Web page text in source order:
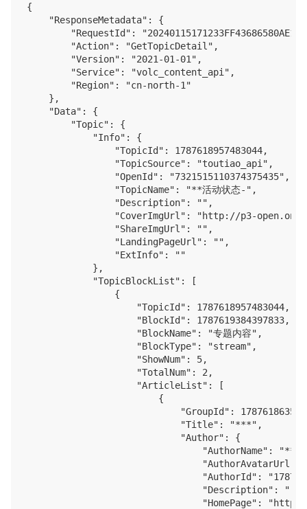
{
    "ResponseMetadata": {
"RequestId":
        "Action": "GetTopicDetail",
        "Version": "2021-01-01",
        "Service": "volc_content_api",
        "Region": "cn-north-1"
    },
    "Data": {
        "Topic": {
            "Info": {
                "TopicId": 1787618957483044,
                "TopicSource": "toutiao_api",
                "OpenId": "7321515110374375435",
                "TopicName": "**活动状态-",
                "Description": "",
"CoverImgUrl": "http://p3-
                "ShareImgUrl": "",
                "LandingPageUrl": "",
                "ExtInfo": ""
            },
            "TopicBlockList": [
                {
                    "TopicId": 1787618957483044,
                    "BlockId": 1787619384397833,
                    "BlockName": "专题内容",
                    "BlockType": "stream",
                    "ShowNum": 5,
                    "TotalNum": 2,
                    "ArticleList": [
                        {
"GroupId":
                            "Title": "***",
                            "Author": {
"AuthorName":
"AuthorId":
                                "Description": "",
"HomePage":